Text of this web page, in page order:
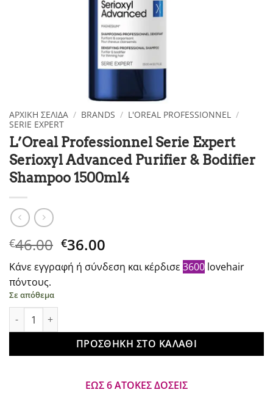
ΑΡΧΙΚΉ ΣΕΛΊΔΑ / BRANDS / L'OREAL PROFESSIONNEL /
SERIE EXPERT
L’Oreal Professionnel Serie Expert
Serioxyl Advanced Purifier & Bodifier
Shampoo 1500ml4
€46.00 Original
price
was:
€36.00
τρέχουσα
τιμή
Κάνε εγγραφή ή σύνδεση και κέρδισε 3600 lovehair
πόντους.
Σε απόθεμα
L'Oreal Professionnel Serie Expert Serioxyl Advanced Purifier
ΠΡΟΣΘΉΚΗ ΣΤΟ ΚΑΛΆΘΙ
ΕΩΣ 6 ΑΤΟΚΕΣ ΔΟΣΕΙΣ